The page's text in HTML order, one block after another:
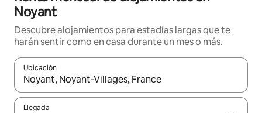
Noyant
Descubre alojamientos para estadías largas que te
harán sentir como en casa durante un mes o más.
Ubicación
Cuando los resultados estén disponibles, navega con las
Llegada